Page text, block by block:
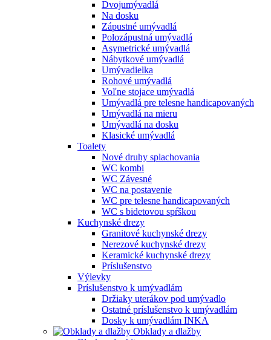
Dvojumývadlá
Na dosku
Zápustné umývadlá
Polozápustná umývadlá
Asymetrické umývadlá
Nábytkové umývadlá
Umývadielka
Rohové umývadlá
Voľne stojace umývadlá
Umývadlá pre telesne handicapovaných
Umývadlá na mieru
Umývadlá na dosku
Klasické umývadlá
Toalety
Nové druhy splachovania
WC kombi
WC Závesné
WC na postavenie
WC pre telesne handicapovaných
WC s bidetovou spŕškou
Kuchynské drezy
Granitové kuchynské drezy
Nerezové kuchynské drezy
Keramické kuchynské drezy
Príslušenstvo
Výlevky
Príslušenstvo k umývadlám
Držiaky uterákov pod umývadlo
Ostatné príslušenstvo k umývadlám
Dosky k umývadlám INKA
Obklady a dlažby